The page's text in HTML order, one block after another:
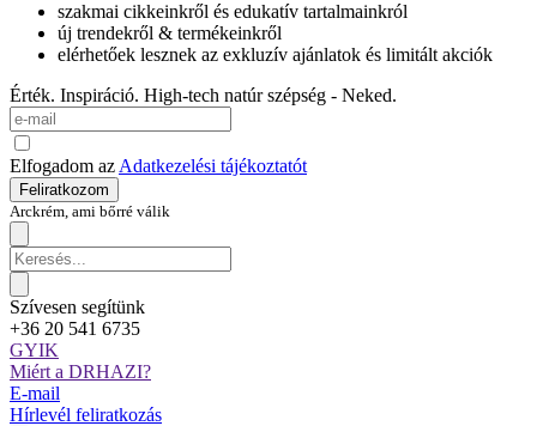
szakmai cikkeinkről és edukatív tartalmainkról
új trendekről & termékeinkről
elérhetőek lesznek az exkluzív ajánlatok és limitált akciók
Érték. Inspiráció. High-tech natúr szépség - Neked.
Elfogadom az Adatkezelési tájékoztatót
Feliratkozom
Arckrém, ami bőrré válik
Szívesen segítünk
+36 20 541 6735
GYIK
Miért a DRHAZI?
E-mail
Hírlevél feliratkozás